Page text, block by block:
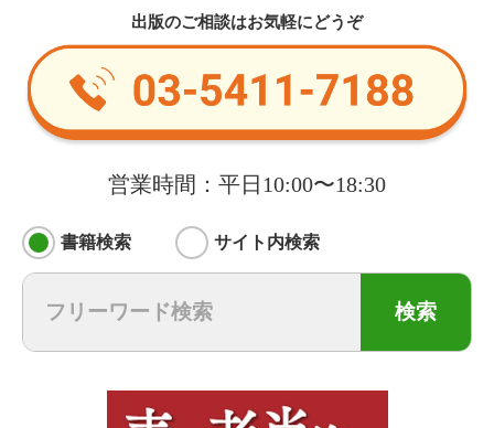
出版のご相談はお気軽にどうぞ
営業時間：平日10:00〜18:30
書籍検索 サイト内検索
検索